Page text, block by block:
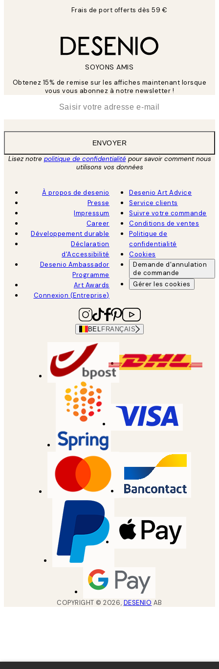
Frais de port offerts dès 59 €
SOYONS AMIS
Obtenez 15% de remise sur les affiches maintenant lorsque
vous vous abonnez à notre newsletter !
ENVOYER
Lisez notre politique de confidentialitépour savoir comment nous
utilisons vos données
À propos de desenio
Presse
Impressum
Career
Développement durable
Déclaration
d'Accessibilité
Desenio Ambassador
Programme
Art Awards
Connexion (Entreprise)
Desenio Art Advice
Service clients
Suivre votre commande
Conditions de ventes
Politique de
confidentialité
Cookies
Demande d'annulation
de commande
Gérer les cookies
BEL FRANÇAIS
COPYRIGHT ©2026, DESENIO AB